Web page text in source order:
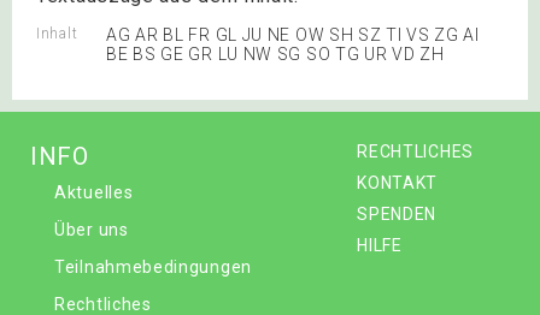
Inhalt
AG AR BL FR GL JU NE OW SH SZ TI VS ZG AI
BE BS GE GR LU NW SG SO TG UR VD ZH
RECHTLICHES
KONTAKT
SPENDEN
HILFE
INFO
Aktuelles
Über uns
Teilnahmebedingungen
Rechtliches